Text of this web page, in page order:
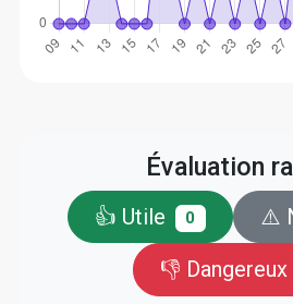
Évaluation
👍 Utile 0 ⚠️
👎 Dangereux